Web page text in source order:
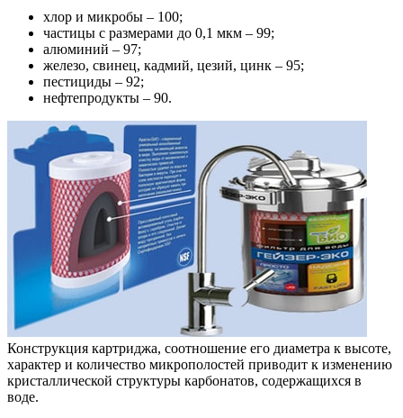
хлор и микробы – 100;
частицы с размерами до 0,1 мкм – 99;
алюминий – 97;
железо, свинец, кадмий, цезий, цинк – 95;
пестициды – 92;
нефтепродукты – 90.
Конструкция картриджа, соотношение его диаметра к высоте,
характер и количество микрополостей приводит к изменению
кристаллической структуры карбонатов, содержащихся в
воде.